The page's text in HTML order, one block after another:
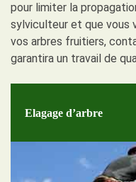
pour limiter la
sylviculteur et que vous
vos arbres fruitiers,
garantira un travail de
Elagage d’arbre